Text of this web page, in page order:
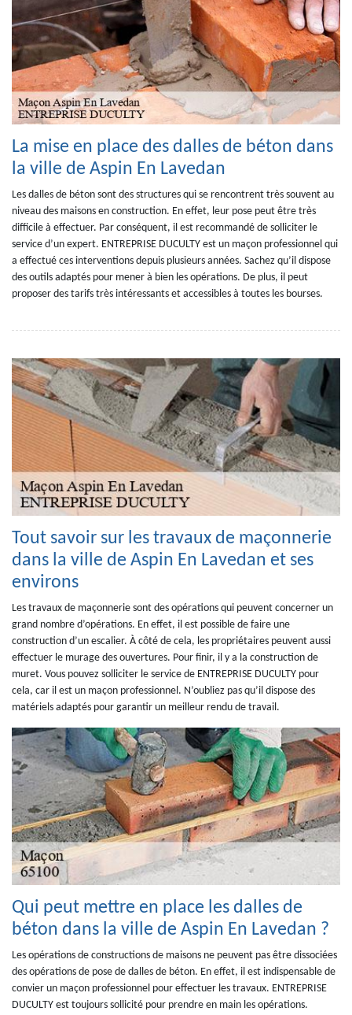
La mise en place des dalles de béton dans
la ville de Aspin En Lavedan
Les dalles de béton sont des structures qui se rencontrent très souvent au
niveau des maisons en construction. En effet, leur pose peut être très
difficile à effectuer. Par conséquent, il est recommandé de solliciter le
service d’un expert. ENTREPRISE DUCULTY est un maçon professionnel qui
a effectué ces interventions depuis plusieurs années. Sachez qu’il dispose
des outils adaptés pour mener à bien les opérations. De plus, il peut
proposer des tarifs très intéressants et accessibles à toutes les bourses.
Tout savoir sur les travaux de maçonnerie
dans la ville de Aspin En Lavedan et ses
environs
Les travaux de maçonnerie sont des opérations qui peuvent concerner un
grand nombre d’opérations. En effet, il est possible de faire une
construction d’un escalier. À côté de cela, les propriétaires peuvent aussi
effectuer le murage des ouvertures. Pour finir, il y a la construction de
muret. Vous pouvez solliciter le service de ENTREPRISE DUCULTY pour
cela, car il est un maçon professionnel. N’oubliez pas qu’il dispose des
matériels adaptés pour garantir un meilleur rendu de travail.
Qui peut mettre en place les dalles de
béton dans la ville de Aspin En Lavedan ?
Les opérations de constructions de maisons ne peuvent pas être dissociées
des opérations de pose de dalles de béton. En effet, il est indispensable de
convier un maçon professionnel pour effectuer les travaux. ENTREPRISE
DUCULTY est toujours sollicité pour prendre en main les opérations.